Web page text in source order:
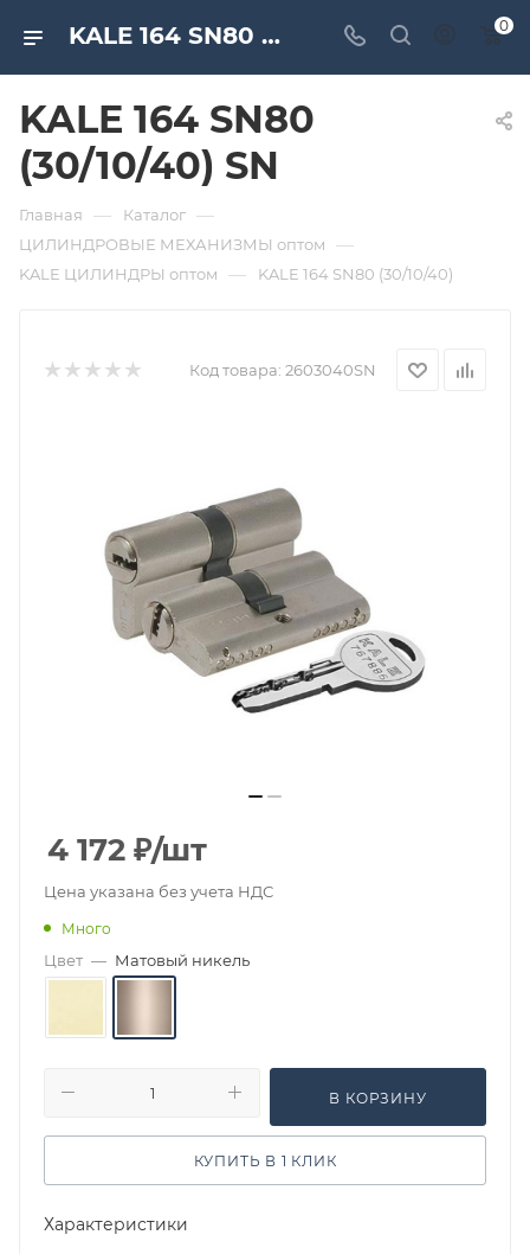
KALE 164 SN80 (30/10/40) SN. Дверная и мебельная фурнитура САМИР-КИЛИТ | Оптовые поставки 0
KALE 164 SN80
(30/10/40) SN
Главная — Каталог —
ЦИЛИНДРОВЫЕ МЕХАНИЗМЫ оптом —
KALE ЦИЛИНДРЫ оптом — KALE 164 SN80 (30/10/40)
Код товара: 2603040SN
4 172 ₽/шт
Цена указана без учета НДС
Много
Цвет — Матовый никель
В КОРЗИНУ
КУПИТЬ В 1 КЛИК
Характеристики